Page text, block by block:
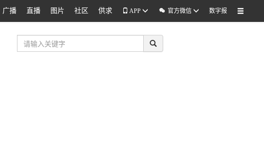
广播 直播 图片 社区 供求 APP  官方微信 数字报